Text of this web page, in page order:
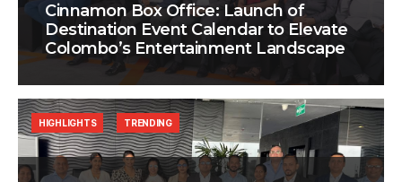
Cinnamon Box Office: Launch of
Destination Event Calendar to Elevate
Colombo’s Entertainment Landscape
HIGHLIGHTS TRENDING